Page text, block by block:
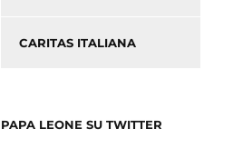
CARITAS ITALIANA
PAPA LEONE SU TWITTER